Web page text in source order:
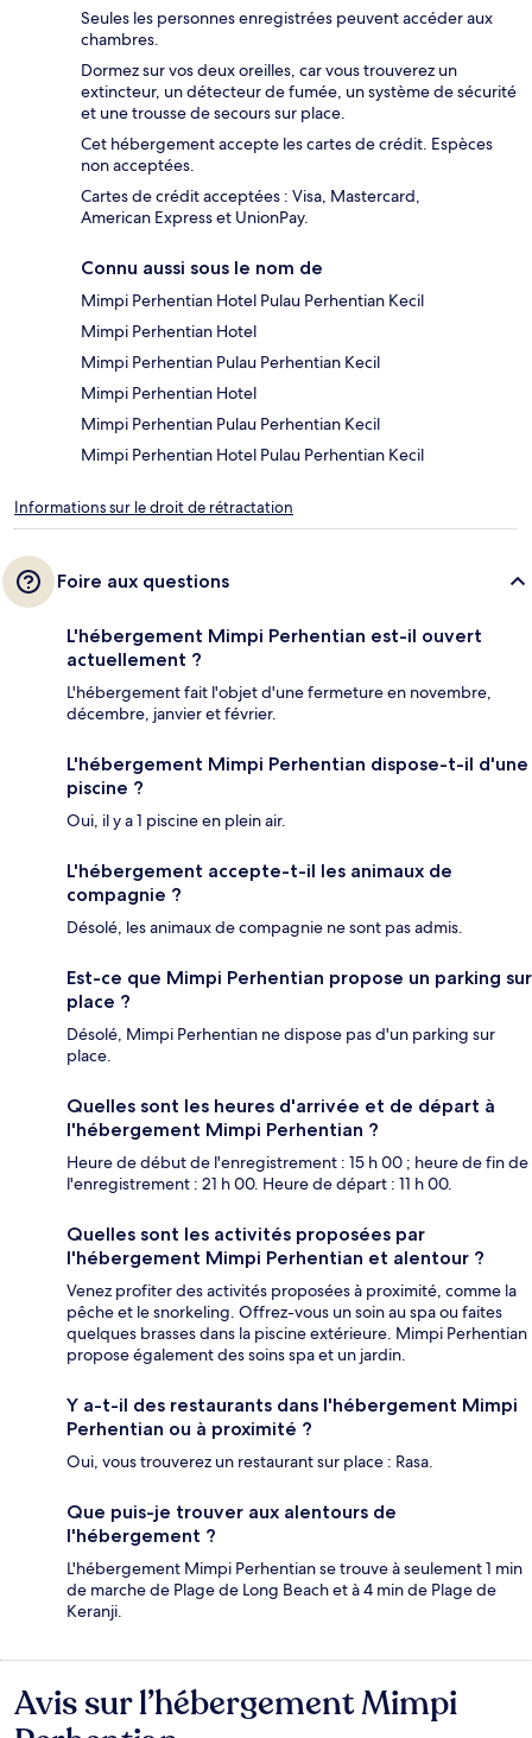
Seules les personnes enregistrées peuvent accéder aux
chambres.
Dormez sur vos deux oreilles, car vous trouverez un
extincteur, un détecteur de fumée, un système de sécurité
et une trousse de secours sur place.
Cet hébergement accepte les cartes de crédit. Espèces
non acceptées.
Cartes de crédit acceptées : Visa, Mastercard,
American Express et UnionPay.
Connu aussi sous le nom de
Mimpi Perhentian Hotel Pulau Perhentian Kecil
Mimpi Perhentian Hotel
Mimpi Perhentian Pulau Perhentian Kecil
Mimpi Perhentian Hotel
Mimpi Perhentian Pulau Perhentian Kecil
Mimpi Perhentian Hotel Pulau Perhentian Kecil
Informations sur le droit de rétractation
Foire aux questions
L'hébergement Mimpi Perhentian est-il ouvert
actuellement ?
L'hébergement fait l'objet d'une fermeture en novembre,
décembre, janvier et février.
L'hébergement Mimpi Perhentian dispose-t-il d'une
piscine ?
Oui, il y a 1 piscine en plein air.
L'hébergement accepte-t-il les animaux de
compagnie ?
Désolé, les animaux de compagnie ne sont pas admis.
Est-ce que Mimpi Perhentian propose un parking sur
place ?
Désolé, Mimpi Perhentian ne dispose pas d'un parking sur
place.
Quelles sont les heures d'arrivée et de départ à
l'hébergement Mimpi Perhentian ?
Heure de début de l'enregistrement : 15 h 00 ; heure de fin de
l'enregistrement : 21 h 00. Heure de départ : 11 h 00.
Quelles sont les activités proposées par
l'hébergement Mimpi Perhentian et alentour ?
Venez profiter des activités proposées à proximité, comme la
pêche et le snorkeling. Offrez-vous un soin au spa ou faites
quelques brasses dans la piscine extérieure. Mimpi Perhentian
propose également des soins spa et un jardin.
Y a-t-il des restaurants dans l'hébergement Mimpi
Perhentian ou à proximité ?
Oui, vous trouverez un restaurant sur place : Rasa.
Que puis-je trouver aux alentours de
l'hébergement ?
L'hébergement Mimpi Perhentian se trouve à seulement 1 min
de marche de Plage de Long Beach et à 4 min de Plage de
Keranji.
Avis
Avis sur l’hébergement Mimpi